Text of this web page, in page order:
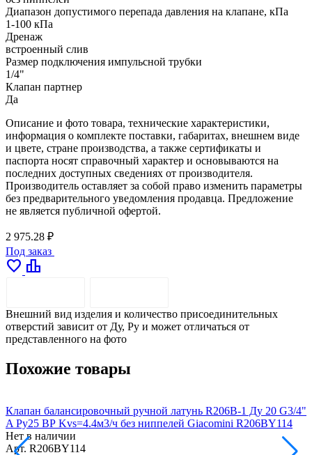
Диапазон допустимого перепада давления на клапане, кПа
1-100 кПа
Дренаж
встроенный слив
Размер подключения импульсной трубки
1/4"
Клапан партнер
Да
Описание и фото товара, технические характеристики,
информация о комплекте поставки, габаритах, внешнем виде
и цвете, стране производства, а также сертификаты и
паспорта носят справочный характер и основываются на
последних доступных сведениях от производителя.
Производитель оставляет за собой право изменить параметры
без предварительного уведомления продавца. Предложение
не является публичной офертой.
2 975.28 ₽
Под заказ
favorite leaderboard
Внешний вид изделия и количество присоединительных
отверстий зависит от Ду, Pу и может отличаться от
представленного на фото
Похожие товары
Клапан балансировочный ручной латунь R206B-1 Ду 20 G3/4"
A Ру25 ВР Kvs=4.4м3/ч без ниппелей Giacomini R206BY114
Нет в наличии
Арт. R206BY114